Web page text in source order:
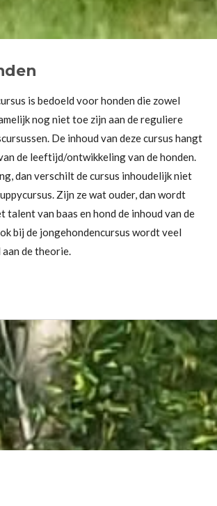
is bedoeld voor honden die zowel
nog niet toe zijn aan de reguliere
De inhoud van deze cursus hangt
de leeftijd/ontwikkeling van de honden.
dan verschilt de cursus inhoudelijk niet
Zijn ze wat ouder, dan wordt
talent van baas en hond de inhoud van de
bij de jongehondencursus wordt veel
de theorie.